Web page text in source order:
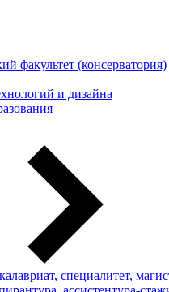
факультет (консерватория)
и дизайна
специалитет,